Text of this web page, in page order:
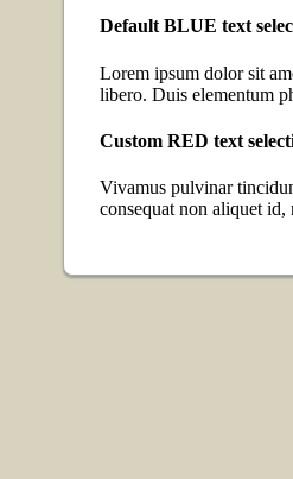
Default BLUE text
Lorem ipsum dolor sit
libero. Duis elementum
Custom RED text
Vivamus pulvinar
consequat non aliquet id,